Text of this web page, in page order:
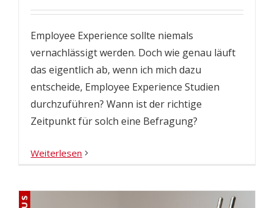
Employee Experience sollte niemals
vernachlässigt werden. Doch wie genau läuft
das eigentlich ab, wenn ich mich dazu
entscheide, Employee Experience Studien
durchzuführen? Wann ist der richtige
Zeitpunkt für solch eine Befragung?
Weiterlesen